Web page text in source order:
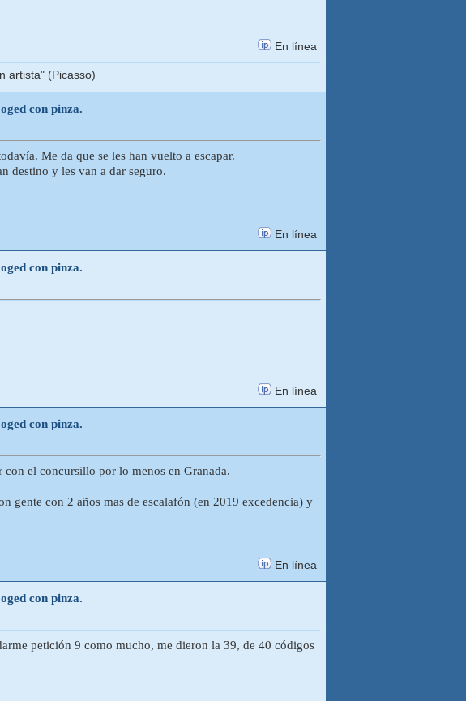
En línea
artista" (Picasso)
con pinza.
Me da que se les han vuelto a escapar.
destino y les van a dar seguro.
En línea
con pinza.
En línea
con pinza.
el concursillo por lo menos en Granada.
gente con 2 años mas de escalafón (en 2019 excedencia) y
En línea
con pinza.
petición 9 como mucho, me dieron la 39, de 40 códigos